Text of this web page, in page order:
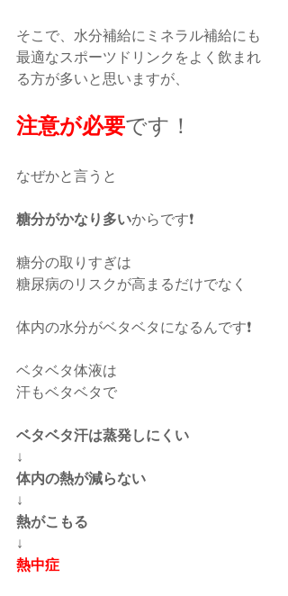
そこで、水分補給にミネラル補給にも
最適なスポーツドリンクをよく飲まれ
る方が多いと思いますが、
注意が必要です！
なぜかと言うと
糖分がかなり多いからです❗️
糖分の取りすぎは
糖尿病のリスクが高まるだけでなく
体内の水分がベタベタになるんです❗️
ベタベタ体液は
汗もベタベタで
ベタベタ汗は蒸発しにくい
↓
体内の熱が減らない
↓
熱がこもる
↓
熱中症